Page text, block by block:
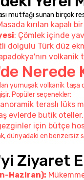
mutfağı sunan birçok
kırılan kapalı
: Çömlek içinde
dolgulu Türk düz
Nerede
yumuşak volkanik taşa
Popüler seçenekler:
teraslı lüks
evlerde butik oteller.
için bütçe
dünyadaki en benzersiz
Ziyaret
Haziran):